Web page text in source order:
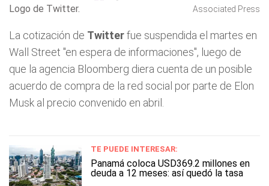
Logo de Twitter. Associated Press
La cotización de Twitterfue suspendida el martes en
Wall Street "en espera de informaciones", luego de
que la agencia Bloomberg diera cuenta de un posible
acuerdo de compra de la red social por parte de Elon
Musk al precio convenido en abril.
TE PUEDE INTERESAR:
Panamá coloca USD369.2 millones en
deuda a 12 meses: así quedó la tasa